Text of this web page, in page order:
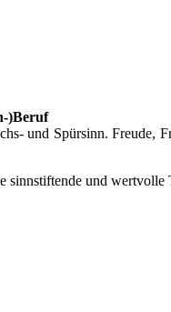
)Beruf
und Spürsinn.
sinnstiftende und